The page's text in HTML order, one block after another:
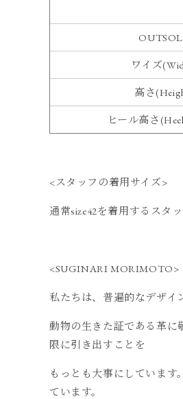
ワイズ
高さ
ヒール高さ
<スタッフの着用サイズ>
通常size42を着用するスタ
<SUGINARI MORIMOTO>
私たちは、普遍的なデザイ
動物の生きた証である革に
限に引き出すことを
もっとも大事にしています
ています。